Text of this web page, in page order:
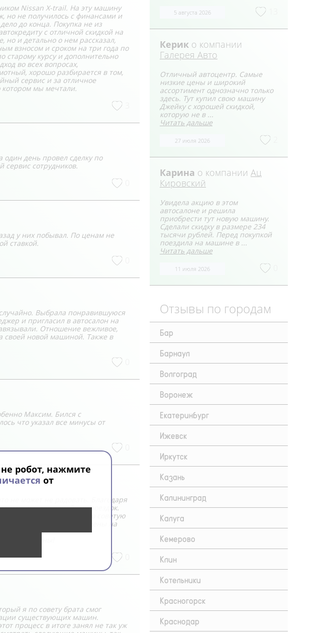
Nissan X-trail. На эту машину
но не получилось с финансами и
до конца. Покупка не из
с отличной скидкой на
но и детально о нем рассказал,
взносом и сроком на три года по
старому курсу и дополнительно
во всех вопросах,
хорошо разбирается в том,
сервис и за отличное
котором мы мечтали.
один день провел сделку по
сотрудников.
у них побывал. По ценам не
ставкой.
Выбрала понравившуюся
и пригласил в автосалон на
Отношение вежливое,
своей новой машиной. Также в
Максим. Бился с
что указал все минусы от
не может не радовать. Благодаря
машину для семейных поездок.
изъял. Обязательно советую
вполне приемлемые цены на
достойны!
я по совету брата смог
существующих машин.
процесс в итоге занял не так уж
5 августа 2026
Керик о компании
Галерея Авто
Отличный автоцентр. Самые
низкие цены и широкий
ассортимент однозначно только
здесь. Тут купил свою машину
Джейку с хорошей скидкой,
которую не в ...
Читать дальше
27 июля 2026
Карина о компании Ац
Кировский
Увидела акцию в этом
автосалоне и решила
приобрести тут новую машину.
Сделали скидку в размере 234
тысячи рублей. Перед покупкой
поездила на машине в ...
Читать дальше
11 июля 2026
Отзывы по городам
Бар
Барнаул
Волгоград
Воронеж
Екатеринбург
Ижевск
Иркутск
Казань
Калининград
Калуга
Кемерово
Клин
Котельники
Красногорск
Краснодар
робот, нажмите
от